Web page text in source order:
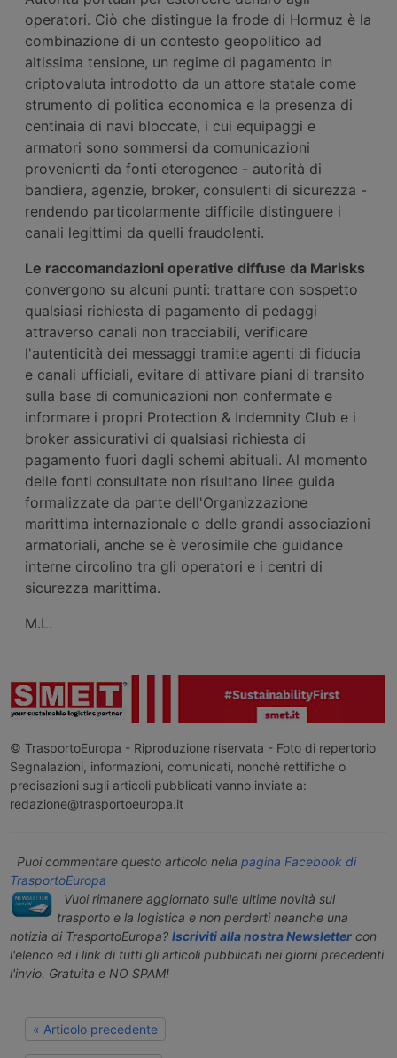
operatori. Ciò che distingue la frode di Hormuz è la
combinazione di un contesto geopolitico ad
altissima tensione, un regime di pagamento in
criptovaluta introdotto da un attore statale come
strumento di politica economica e la presenza di
centinaia di navi bloccate, i cui equipaggi e
armatori sono sommersi da comunicazioni
provenienti da fonti eterogenee - autorità di
bandiera, agenzie, broker, consulenti di sicurezza -
rendendo particolarmente difficile distinguere i
canali legittimi da quelli fraudolenti.
Le raccomandazioni operative diffuse da Marisks
convergono su alcuni punti: trattare con sospetto
qualsiasi richiesta di pagamento di pedaggi
attraverso canali non tracciabili, verificare
l'autenticità dei messaggi tramite agenti di fiducia
e canali ufficiali, evitare di attivare piani di transito
sulla base di comunicazioni non confermate e
informare i propri Protection & Indemnity Club e i
broker assicurativi di qualsiasi richiesta di
pagamento fuori dagli schemi abituali. Al momento
delle fonti consultate non risultano linee guida
formalizzate da parte dell'Organizzazione
marittima internazionale o delle grandi associazioni
armatoriali, anche se è verosimile che guidance
interne circolino tra gli operatori e i centri di
sicurezza marittima.
M.L.
© TrasportoEuropa - Riproduzione riservata - Foto di repertorio
Segnalazioni, informazioni, comunicati, nonché rettifiche o
precisazioni sugli articoli pubblicati vanno inviate a:
redazione@trasportoeuropa.it
Puoi commentare questo articolo nella pagina Facebook di
TrasportoEuropa
Vuoi rimanere aggiornato sulle ultime novità sul
trasporto e la logistica e non perderti neanche una
notizia di TrasportoEuropa? Iscriviti alla nostra Newslettercon
l'elenco ed i link di tutti gli articoli pubblicati nei giorni precedenti
l'invio. Gratuita e NO SPAM!
« Articolo precedente